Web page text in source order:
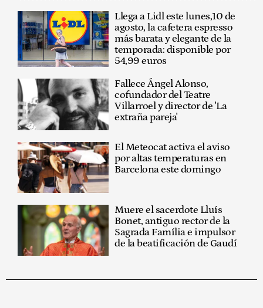
Llega a Lidl este lunes,10 de
agosto, la cafetera espresso
más barata y elegante de la
temporada: disponible por
54,99 euros
Fallece Ángel Alonso,
cofundador del Teatre
Villarroel y director de 'La
extraña pareja'
El Meteocat activa el aviso
por altas temperaturas en
Barcelona este domingo
Muere el sacerdote Lluís
Bonet, antiguo rector de la
Sagrada Família e impulsor
de la beatificación de Gaudí